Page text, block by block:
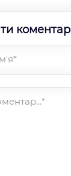
коментар